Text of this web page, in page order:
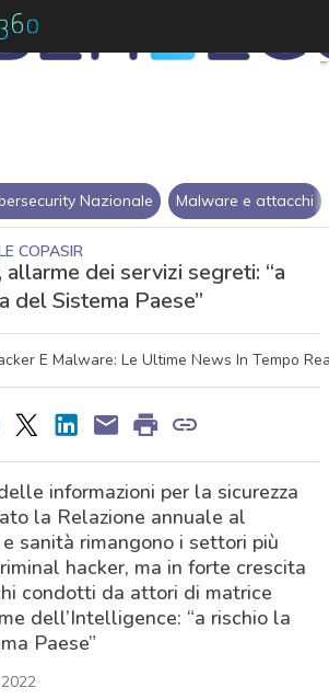
Nazionale Malware e attacchi
COPASIR
allarme dei servizi segreti: “a
del Sistema Paese”
E Malware: Le Ultime News In Tempo
informazioni per la sicurezza
la Relazione annuale al
sanità rimangono i settori più
hacker, ma in forte crescita
condotti da attori di matrice
dell’Intelligence: “a rischio la
Paese”